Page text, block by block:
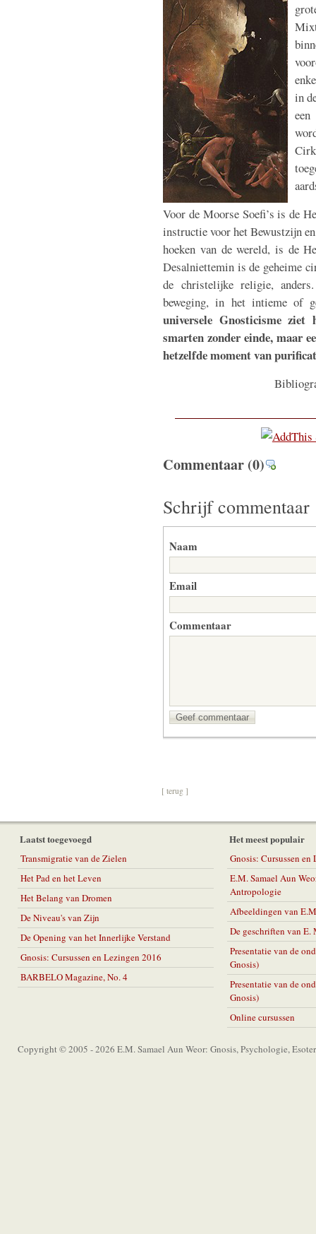
in
Voor de Moorse Soefi’s is de
instructie voor het Bewustzijn
hoeken van de wereld, is de
Desalniettemin is de geheime
de christelijke religie,
beweging, in het intieme of
universele Gnosticisme
smarten zonder einde, maar
hetzelfde moment van
Commentaar (0)
Schrijf commentaar
Naam
Email
Commentaar
Geef commentaar
[ terug ]
Laatst toegevoegd
Transmigratie van de Zielen
Het Pad en het Leven
Het Belang van Dromen
De Niveau's van Zijn
De Opening van het Innerlijke Verstand
Gnosis: Cursussen en Lezingen 2016
BARBELO Magazine, No. 4
Het meest populair
Gnosis: Cursussen
E.M. Samael Aun
Antropologie
Afbeeldingen van
De geschriften van E.
Presentatie van de
Gnosis)
Presentatie van de
Gnosis)
Online cursussen
Copyright © 2005 - 2026 E.M. Samael Aun Weor: Gnosis, Psychologie,